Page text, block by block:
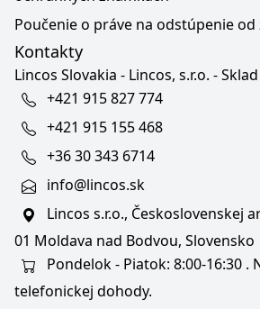
Poučenie o práve na odstúpenie od
Kontakty
Lincos Slovakia - Lincos, s.r.o. - Sklad
+421 915 827 774
+421 915 155 468
+36 30 343 6714
info@lincos.sk
Lincos s.r.o., Československej
01 Moldava nad Bodvou, Slovensko
Pondelok - Piatok: 8:00-16:30 .
telefonickej dohody.